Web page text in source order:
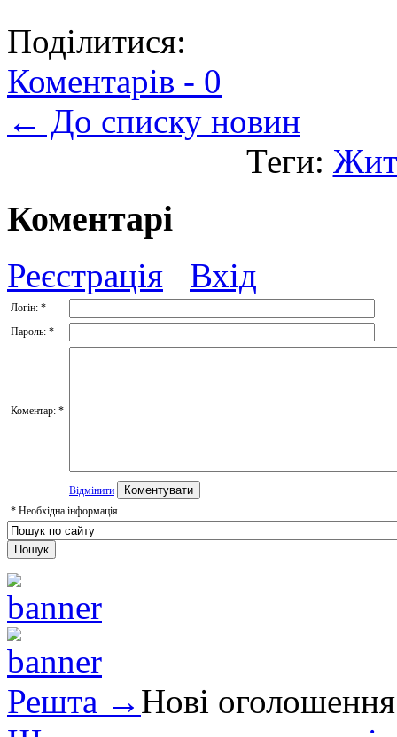
Поділитися:
Коментарів - 0
← До списку новин
Теги:
Коментарі
Реєстрація Вхід
Логін: *
Пароль: *
Коментар: *
Відмінити
* Необхідна інформація
Решта → Нові оголошення